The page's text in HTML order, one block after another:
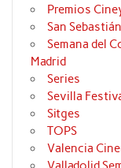
Premios
San Sebastián
Semana del
Madrid
Series
Sevilla
Sitges
TOPS
Valencia